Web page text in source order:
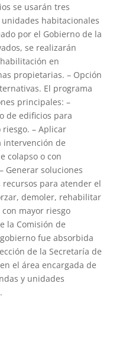
se usarán tres
habitacionales
por el Gobierno de la
se realizarán
en
propietarias. – Opción
El programa
principales: –
de edificios para
– Aplicar
intervención de
colapso o con
Generar soluciones
para atender el
demoler, rehabilitar
mayor riesgo
la Comisión de
fue absorbida
de la Secretaría de
el área encargada de
y unidades